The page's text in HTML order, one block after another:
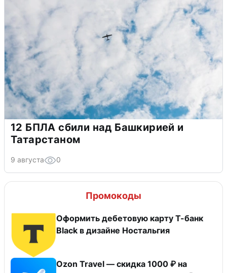
12 БПЛА сбили над Башкирией и
Татарстаном
9 августа 0
Промокоды
Оформить дебетовую карту Т-банк
Black в дизайне Ностальгия
Ozon Travel — скидка 1000 ₽ на